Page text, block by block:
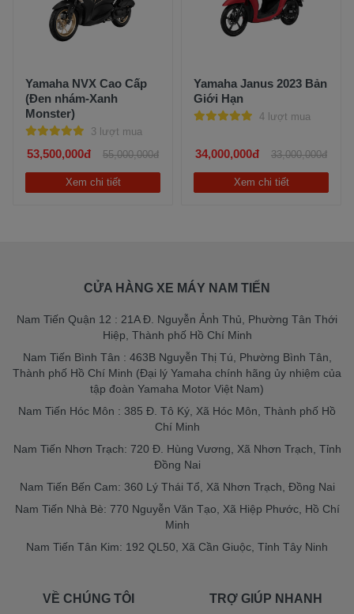
Yamaha NVX Cao Cấp
(Đen nhám-Xanh
Monster)
3 lượt mua
53,500,000đ 55,000,000đ
Xem chi tiết
Yamaha Janus 2023 Bản
Giới Hạn
4 lượt mua
34,000,000đ 33,000,000đ
Xem chi tiết
CỬA HÀNG XE MÁY NAM TIẾN
Nam Tiến Quận 12 : 21A Đ. Nguyễn Ảnh Thủ, Phường Tân Thới
Hiệp, Thành phố Hồ Chí Minh
Nam Tiến Bình Tân : 463B Nguyễn Thị Tú, Phường Bình Tân,
Thành phố Hồ Chí Minh (Đại lý Yamaha chính hãng ủy nhiệm của
tập đoàn Yamaha Motor Việt Nam)
Nam Tiến Hóc Môn : 385 Đ. Tô Ký, Xã Hóc Môn, Thành phố Hồ
Chí Minh
Nam Tiến Nhơn Trạch: 720 Đ. Hùng Vương, Xã Nhơn Trạch, Tỉnh
Đồng Nai
Nam Tiến Bến Cam: 360 Lý Thái Tổ, Xã Nhơn Trạch, Đồng Nai
Nam Tiến Nhà Bè: 770 Nguyễn Văn Tạo, Xã Hiệp Phước, Hồ Chí
Minh
Nam Tiến Tân Kim: 192 QL50, Xã Cần Giuộc, Tỉnh Tây Ninh
VỀ CHÚNG TÔI TRỢ GIÚP NHANH